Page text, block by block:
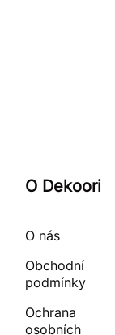
O Dekoori
O nás
Obchodní
podmínky
Ochrana
osobních